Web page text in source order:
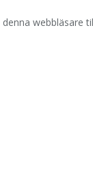
webbläsare